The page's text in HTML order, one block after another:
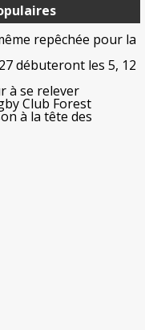
repêchée pour la
débuteront les 5, 12
à se relever
Club Forest
à la tête des